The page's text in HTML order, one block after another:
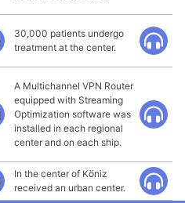
30,000 patients undergo
treatment at the center.
A Multichannel VPN Router
equipped with Streaming
Optimization software was
installed in each regional
center and on each ship.
In the center of Köniz
received an urban center.